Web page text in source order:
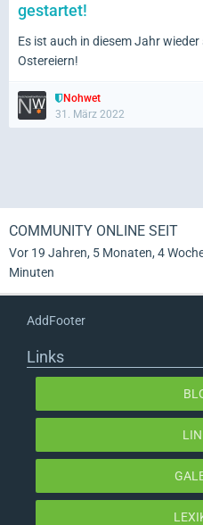
gestartet!
Es ist auch in diesem Jahr
Ostereiern!
Nohwet
31. März 2022
COMMUNITY ONLINE SEIT
Vor 19 Jahren, 5 Monaten, 4
Minuten
AddFooter
Links